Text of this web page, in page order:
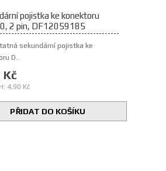
pojistka ke konektoru
2 pin, DF12059185
sekundární pojistka ke
D..
Kč
4,90 Kč
PŘIDAT DO KOŠÍKU